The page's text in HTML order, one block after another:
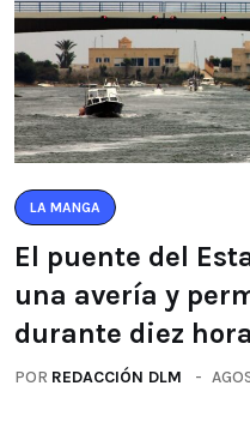
LA MANGA
El puente del
una avería y
durante diez
POR REDACCIÓN DLM